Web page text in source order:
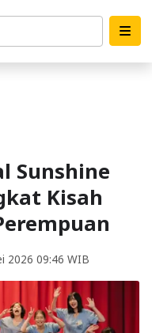
Sunshine
Kisah
2026 09:46 WIB